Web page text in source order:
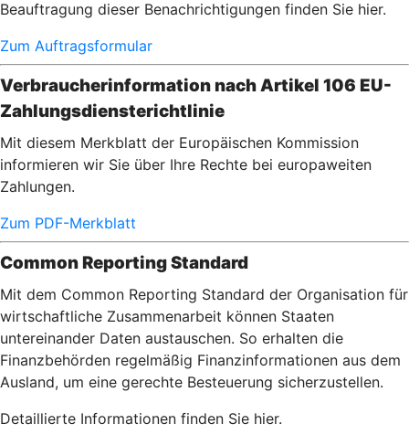
Beauftragung dieser Benachrichtigungen finden Sie hier.
Zum Auftragsformular
Verbraucherinformation nach Artikel 106 EU-
Zahlungsdiensterichtlinie
Mit diesem Merkblatt der Europäischen Kommission
informieren wir Sie über Ihre Rechte bei europaweiten
Zahlungen.
Zum PDF-Merkblatt
Common Reporting Standard
Mit dem Common Reporting Standard der Organisation für
wirtschaftliche Zusammenarbeit können Staaten
untereinander Daten austauschen. So erhalten die
Finanzbehörden regelmäßig Finanzinformationen aus dem
Ausland, um eine gerechte Besteuerung sicherzustellen.
Detaillierte Informationen finden Sie hier.